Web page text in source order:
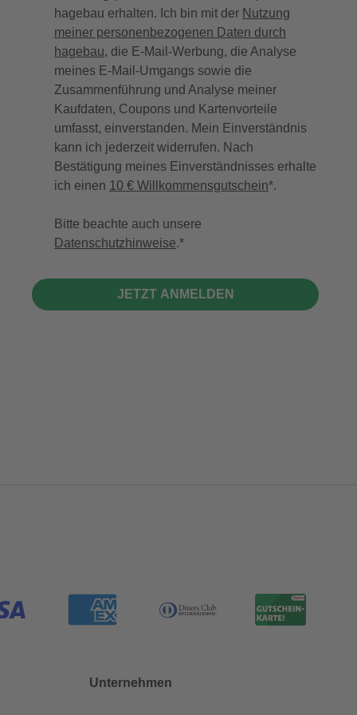
hagebau erhalten. Ich bin mit der Nutzung
meiner personenbezogenen Daten durch
hagebau, die E-Mail-Werbung, die Analyse
meines E-Mail-Umgangs sowie die
Zusammenführung und Analyse meiner
Kaufdaten, Coupons und Kartenvorteile
umfasst, einverstanden. Mein Einverständnis
kann ich jederzeit widerrufen. Nach
Bestätigung meines Einverständnisses erhalte
ich einen 10 € Willkommensgutschein*.
Bitte beachte auch unsere
Datenschutzhinweise.
JETZT ANMELDEN
Unternehmen